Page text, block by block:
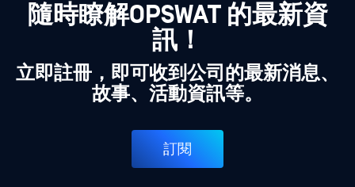
隨時瞭解OPSWAT 的最新資
訊！
立即註冊，即可收到公司的最新消息、
故事、活動資訊等。
訂閱